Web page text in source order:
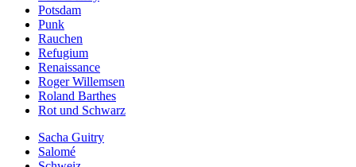
Potsdam
Punk
Rauchen
Refugium
Renaissance
Roger Willemsen
Roland Barthes
Rot und Schwarz
Sacha Guitry
Salomé